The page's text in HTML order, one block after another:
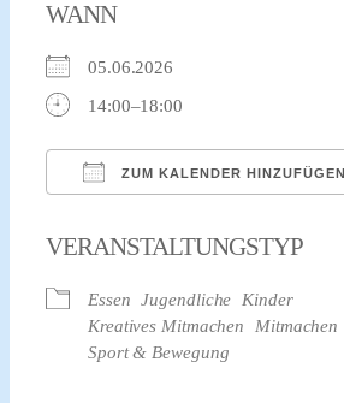
WANN
05.06.2026
14:00–18:00
ZUM KALENDER HINZUFÜGEN
VERANSTALTUNGSTYP
Essen Jugendliche Kinder
Kreatives Mitmachen
Mitmachen
Sport & Bewegung